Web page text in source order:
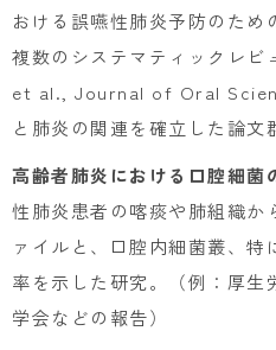
おける誤嚥性肺炎予防のため
複数のシステマティックレ
et al., Journal of Oral
と肺炎の関連を確立した論文
高齢者肺炎における口腔細菌
性肺炎患者の喀痰や肺組織か
ァイルと、口腔内細菌叢、
率を示した研究。（例：厚生
学会などの報告）